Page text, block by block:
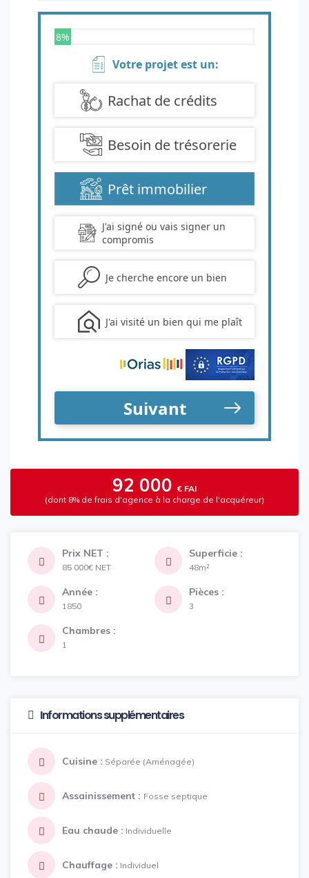
92 000 € FAI
(dont 8% de frais d'agence à la charge de l'acquéreur)
Prix NET :
85 000€ NET
Superficie :
48m²
Année :
1850
Pièces :
3
Chambres :
1
Informations supplémentaires
Cuisine : Séparée (Aménagée)
Assainissement : Fosse septique
Eau chaude : Individuelle
Chauffage : Individuel